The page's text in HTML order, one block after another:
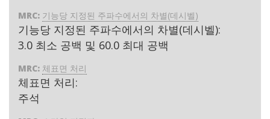
MRC: 기능당 지정된 주파수에서의 차별(데시벨)
기능당 지정된 주파수에서의 차별(데시벨):
3.0 최소 공백 및 60.0 최대 공백
MRC: 체표면 처리
체표면 처리:
주석